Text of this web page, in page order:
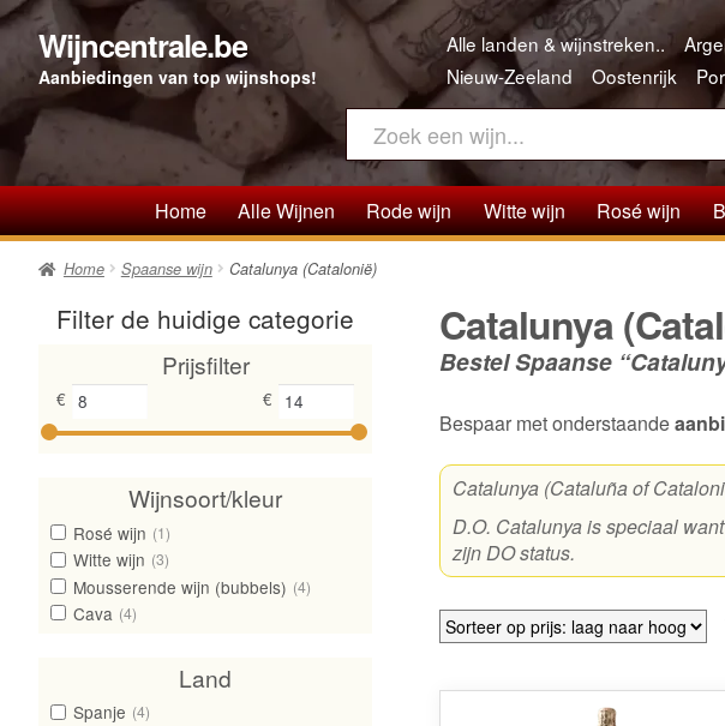
Ga
door
naar
navigatie
Ga
direct
naar
Wijncentrale.be
Aanbiedingen van top wijnshops!
Alle landen & wijnstreken..
Nieuw-Zeeland
Oostenrijk
Home Alle Wijnen Rode wijn Witte wijn Rosé wijn
Home Spaanse wijn Catalunya (Catalonië)
Catalunya
Bestel Spaanse
Bespaar met onderstaande
Catalunya (Cataluña of
D.O. Catalunya is speciaal
zijn DO status.
Filter de huidige categorie
Prijsfilter
€ €
Wijnsoort/kleur
Rosé wijn (1)
Witte wijn (3)
Mousserende wijn (bubbels) (4)
Cava (4)
Land
Spanje (4)